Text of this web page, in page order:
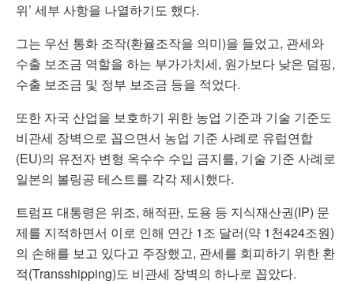
위’ 세부 사항을 나열하기도 했다.
그는 우선 통화 조작(환율조작을 의미)을 들었고, 관세와
수출 보조금 역할을 하는 부가가치세, 원가보다 낮은 덤핑,
수출 보조금 및 정부 보조금 등을 적었다.
또한 자국 산업을 보호하기 위한 농업 기준과 기술 기준도
비관세 장벽으로 꼽으면서 농업 기준 사례로 유럽연합
(EU)의 유전자 변형 옥수수 수입 금지를, 기술 기준 사례로
일본의 볼링공 테스트를 각각 제시했다.
트럼프 대통령은 위조, 해적판, 도용 등 지식재산권(IP) 문
제를 지적하면서 이로 인해 연간 1조 달러(약 1천424조원)
의 손해를 보고 있다고 주장했고, 관세를 회피하기 위한 환
적(Transshipping)도 비관세 장벽의 하나로 꼽았다.